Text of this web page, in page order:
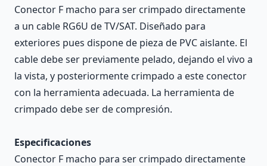
Conector F macho para ser crimpado directamente
a un cable RG6U de TV/SAT. Diseñado para
exteriores pues dispone de pieza de PVC aislante. El
cable debe ser previamente pelado, dejando el vivo a
la vista, y posteriormente crimpado a este conector
con la herramienta adecuada. La herramienta de
crimpado debe ser de compresión.
Especificaciones
Conector F macho para ser crimpado directamente